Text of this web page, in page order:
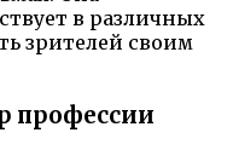
в различных
зрителей своим
профессии